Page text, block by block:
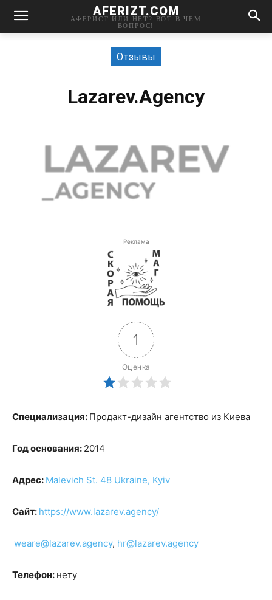
AFERIZT.COM
АФЕРИСТ ИЛИ НЕТ? ВОТ В ЧЕМ
ВОПРОС!
Отзывы
Lazarev.Agency
Реклама
1
Оценка
Специализация: Продакт-дизайн агентство из Киева
Год основания: 2014
Адрес: Malevich St. 48 Ukraine, Kyiv
Сайт: https://www.lazarev.agency/
weare@lazarev.agency, hr@lazarev.agency
Телефон: нету